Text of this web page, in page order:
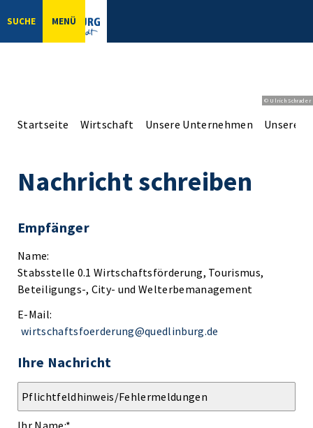
SUCHE MENÜ
© Ulrich Schrader
Startseite Wirtschaft Unsere Unternehmen Unsere
Nachricht schreiben
Empfänger
Name:
Stabsstelle 0.1 Wirtschaftsförderung, Tourismus,
Beteiligungs-, City- und Welterbemanagement
E-Mail:
wirtschaftsfoerderung@quedlinburg.de
Ihre Nachricht
Ihr Name:*